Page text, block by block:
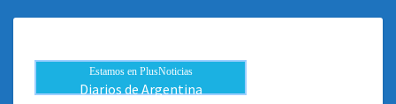
Estamos en PlusNoticias
Diarios de Argentina